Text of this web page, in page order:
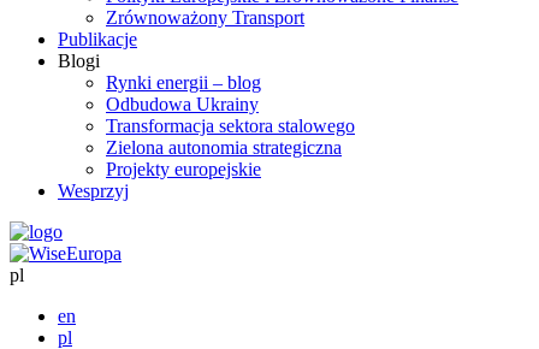
Zrównoważony Transport
Publikacje
Blogi
Rynki energii – blog
Odbudowa Ukrainy
Transformacja sektora stalowego
Zielona autonomia strategiczna
Projekty europejskie
Wesprzyj
pl
en
pl